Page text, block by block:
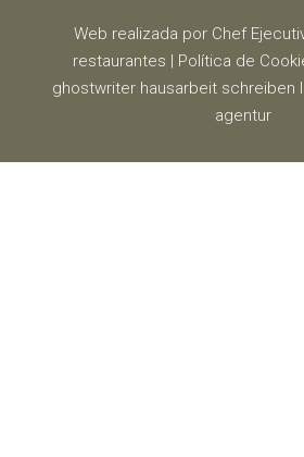
Web realizada por Chef
restaurantes | Política de
ghostwriter hausarbeit schreiben
agentur